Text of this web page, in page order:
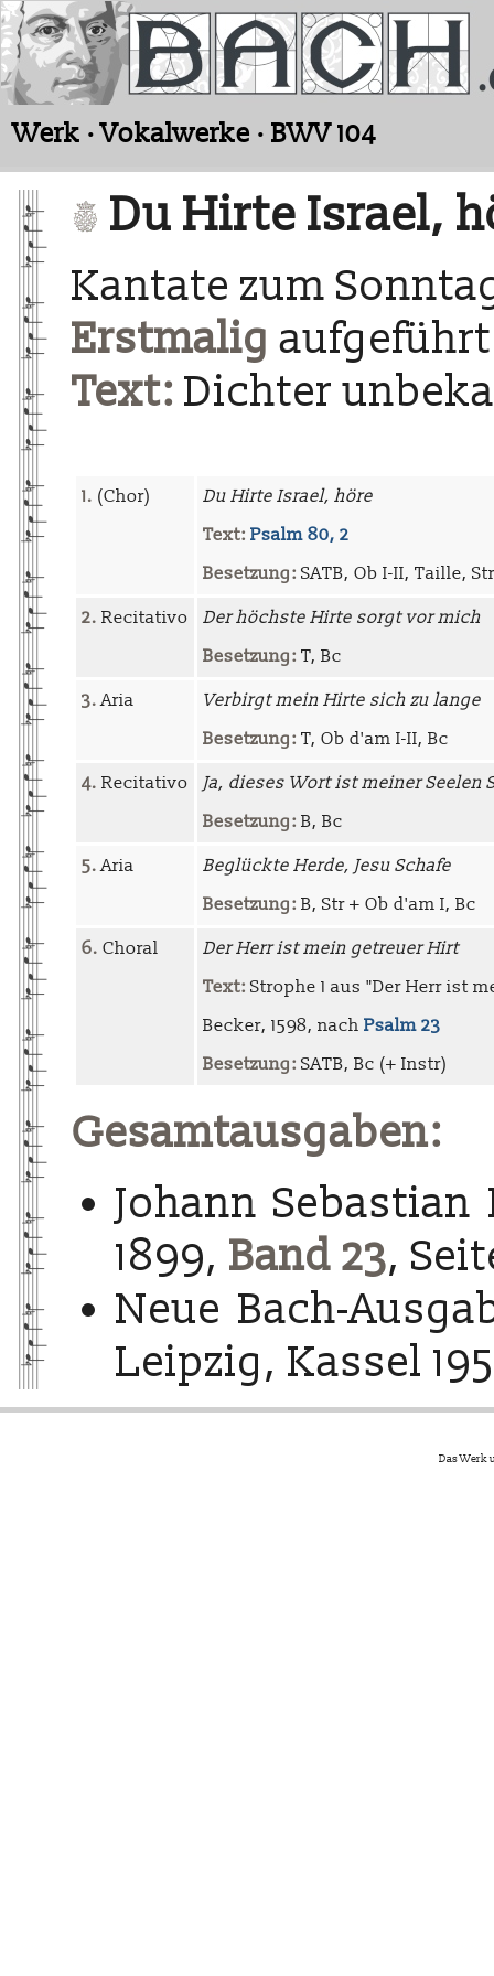
Werk · Vokalwerke · BWV 104
Du Hirte Israel,
Kantate zum
Erstmalig aufgeführt
Text: Dichter
1. (Chor)
Du Hirte Israel, höre
Text: Psalm 80, 2
Besetzung: SATB, Ob I-II, Taille,
2. Recitativo
Der höchste Hirte sorgt vor mich
Besetzung: T, Bc
3.Aria
Verbirgt mein Hirte sich zu lange
Besetzung: T, Ob d'am I-II, Bc
4. Recitativo
Ja, dieses Wort ist meiner Seelen
Besetzung: B, Bc
5.Aria
Beglückte Herde, Jesu Schafe
Besetzung: B, Str + Ob d'am I, Bc
6. Choral
Der Herr ist mein getreuer Hirt
Text: Strophe 1 aus "Der Herr ist
Becker, 1598, nach Psalm 23
Besetzung: SATB, Bc (+ Instr)
Gesamtausgaben:
Johann Sebastian
1899, Band 23,
Neue Bach-
Leipzig, Kassel
Das Werk